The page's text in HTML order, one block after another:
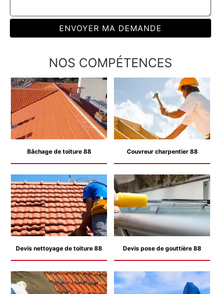
NOS COMPÉTENCES
Bâchage de toiture 88 Couvreur charpentier 88
Devis nettoyage de toiture 88 Devis pose de gouttière 88